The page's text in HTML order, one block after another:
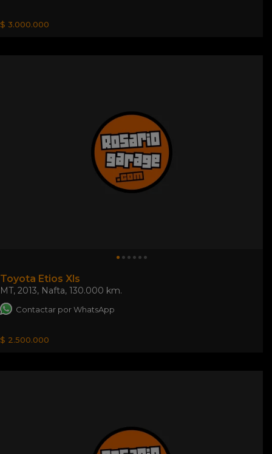
$ 3.000.000
Toyota Etios Xls
MT, 2013, Nafta, 130.000 km.
Contactar por WhatsApp
$ 2.500.000